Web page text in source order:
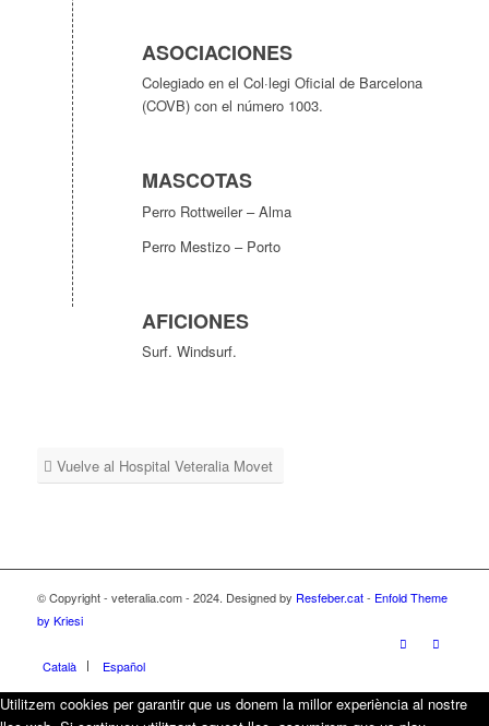
ASOCIACIONES
Colegiado en el Col·legi Oficial de Barcelona
(COVB) con el número 1003.
MASCOTAS
Perro Rottweiler – Alma
Perro Mestizo – Porto
AFICIONES
Surf. Windsurf.
Vuelve al Hospital Veteralia Movet
© Copyright - veteralia.com - 2024. Designed by Resfeber.cat- Enfold Theme
by Kriesi
Català Español
Utilitzem cookies per garantir que us donem la millor experiència al nostre